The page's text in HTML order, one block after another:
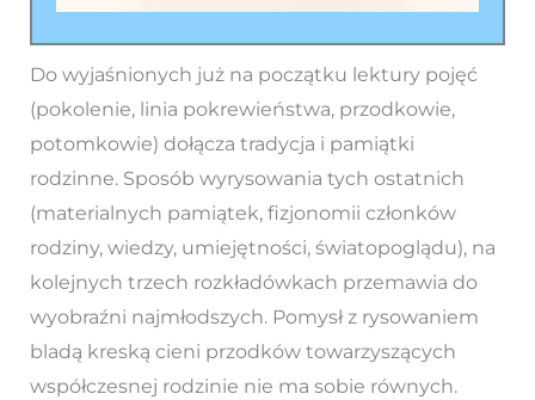
Do wyjaśnionych już na początku lektury pojęć
(pokolenie, linia pokrewieństwa, przodkowie,
potomkowie) dołącza tradycja i pamiątki
rodzinne. Sposób wyrysowania tych ostatnich
(materialnych pamiątek, fizjonomii członków
rodziny, wiedzy, umiejętności, światopoglądu), na
kolejnych trzech rozkładówkach przemawia do
wyobraźni najmłodszych. Pomysł z rysowaniem
bladą kreską cieni przodków towarzyszących
współczesnej rodzinie nie ma sobie równych.